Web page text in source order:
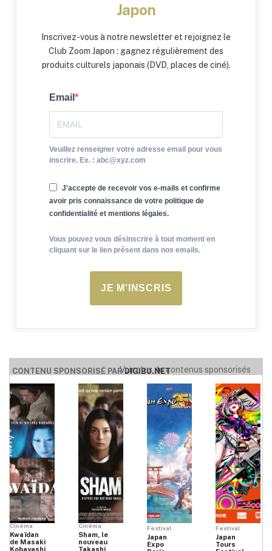
Japon
Inscrivez-vous à notre newsletter et rejoignez le
Club Zoom Japon : gagnez régulièrement des
produits culturels japonais (DVD, places de ciné).
Email
Veuillez renseigner votre adresse email pour vous
inscrire. Ex. : abc@xyz.com
J'accepte de recevoir vos e-mails et confirme
avoir pris connaissance de votre politique de
confidentialité et mentions légales.
Vous pouvez vous désinscrire à tout moment en
cliquant sur le lien présent dans nos emails.
JE M'INSCRIS
CONTENU SPONSORISÉ PARDIGIBU.NET
Voir plus de contenus sponsorisés
Cinéma
Kwaïdan
de Masaki
Kobayashi
Cinéma
Sham, le
nouveau
Takashi
Festival
Japan
Expo
Festival
Japan
Tours